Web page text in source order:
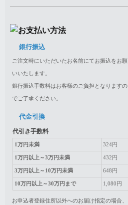
銀行振込
ご注文時にいただいたお名前にてお振込をお願
いいたします。
銀行振込手数料はお客様のご負担となりますの
でご了承ください。
代金引換
代引き手数料
1万円未満 324円
1万円以上～3万円未満 432円
3万円以上～10万円未満 648円
10万円以上～30万円まで 1,080円
お申込者登録住所以外へのお届け指定の場合、